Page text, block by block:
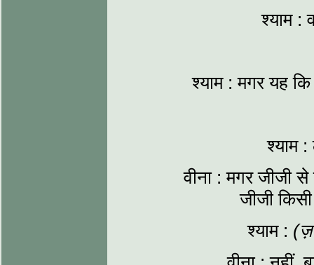
श्याम :
श्याम : मगर यह
श्याम
वीना : मगर जीजी
जीजी
श्याम :